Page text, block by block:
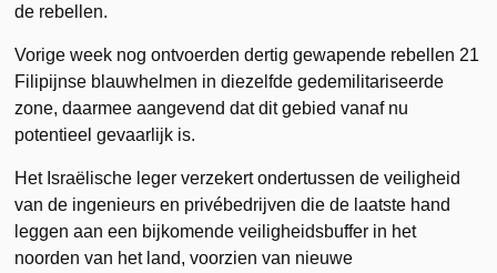
de rebellen.
Vorige week nog ontvoerden dertig gewapende rebellen 21
Filipijnse blauwhelmen in diezelfde gedemilitariseerde
zone, daarmee aangevend dat dit gebied vanaf nu
potentieel gevaarlijk is.
Het Israëlische leger verzekert ondertussen de veiligheid
van de ingenieurs en privébedrijven die de laatste hand
leggen aan een bijkomende veiligheidsbuffer in het
noorden van het land, voorzien van nieuwe